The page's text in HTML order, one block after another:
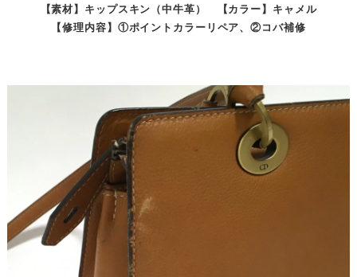
【素材】キップスキン（中牛革） 【カラー】キャメル
【修理内容】①ポイントカラーリペア、②コバ補修